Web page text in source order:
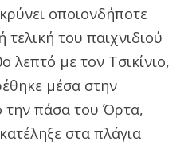
οποιονδήποτε
του παιχνιδιού
λεπτό με τον Τσικίνιο,
μέσα στην
την πάσα του Όρτα,
στα πλάγια